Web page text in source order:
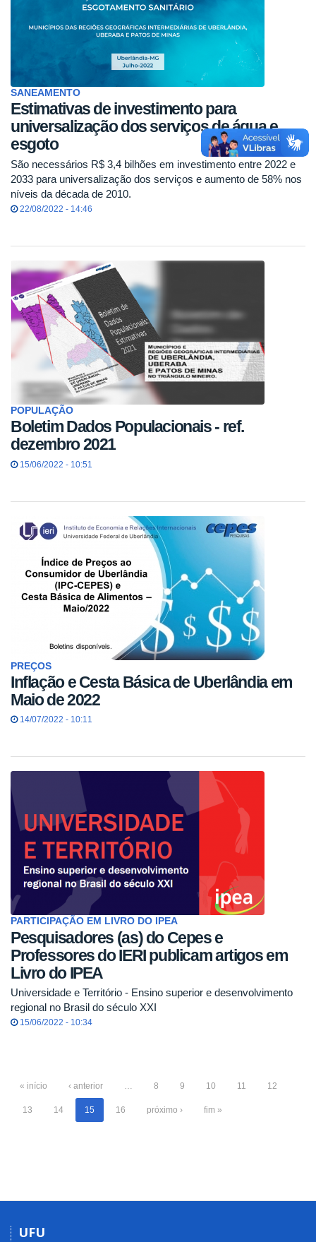
SANEAMENTO
Estimativas de investimento para
universalização dos serviços de água e
esgoto
São necessários R$ 3,4 bilhões em investimento entre 2022 e
2033 para universalização dos serviços e aumento de 58% nos
níveis da década de 2010.
22/08/2022 - 14:46
POPULAÇÃO
Boletim Dados Populacionais - ref.
dezembro 2021
15/06/2022 - 10:51
PREÇOS
Inflação e Cesta Básica de Uberlândia em
Maio de 2022
14/07/2022 - 10:11
PARTICIPAÇÃO EM LIVRO DO IPEA
Pesquisadores (as) do Cepes e
Professores do IERI publicam artigos em
Livro do IPEA
Universidade e Território - Ensino superior e desenvolvimento
regional no Brasil do século XXI
15/06/2022 - 10:34
« início ‹ anterior … 8 9 10 11 12
13 14 15 16 próximo › fim »
UFU